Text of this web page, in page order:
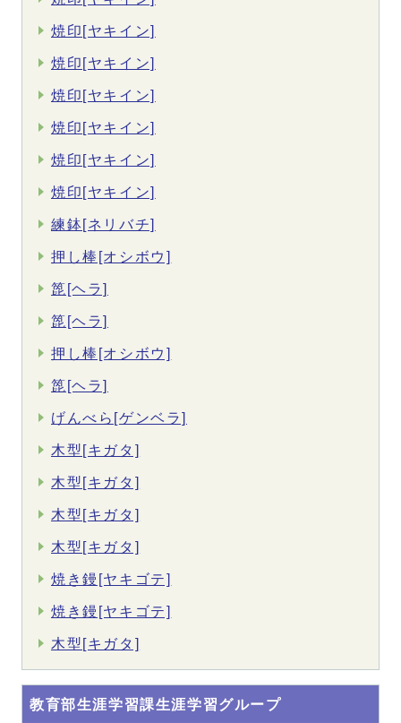
焼印[ヤキイン]
焼印[ヤキイン]
焼印[ヤキイン]
焼印[ヤキイン]
焼印[ヤキイン]
焼印[ヤキイン]
練鉢[ネリバチ]
押し棒[オシボウ]
箆[ヘラ]
箆[ヘラ]
押し棒[オシボウ]
箆[ヘラ]
げんべら[ゲンベラ]
木型[キガタ]
木型[キガタ]
木型[キガタ]
木型[キガタ]
焼き鏝[ヤキゴテ]
焼き鏝[ヤキゴテ]
木型[キガタ]
教育部生涯学習課生涯学習グループ